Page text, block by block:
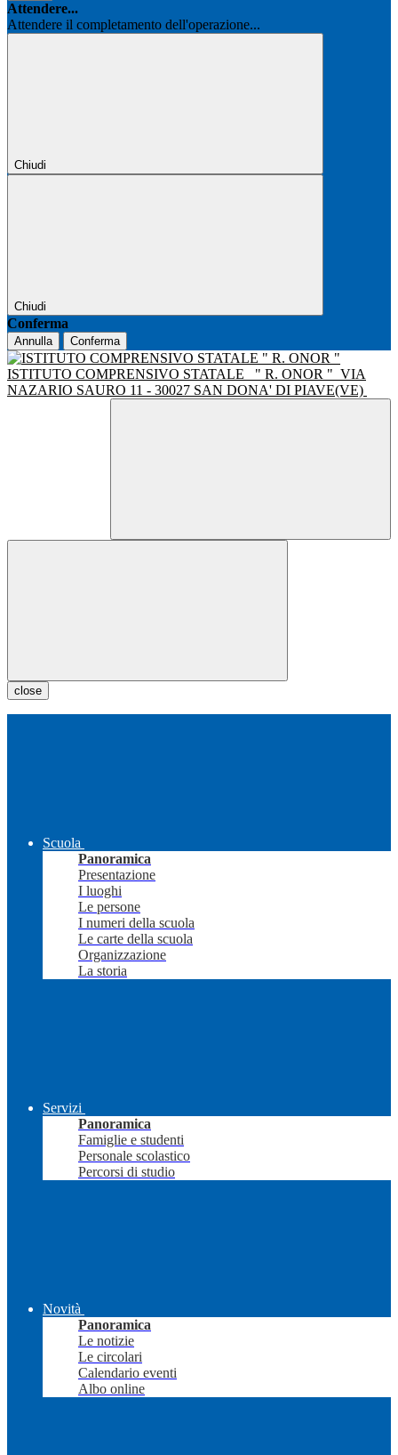
Attendere...
Attendere il completamento dell'operazione...
Chiudi
Chiudi
Conferma
Annulla Conferma
ISTITUTO COMPRENSIVO STATALE " R. ONOR " VIA
NAZARIO SAURO 11 - 30027 SAN DONA' DI PIAVE(VE)
close
Scuola
Panoramica
Presentazione
I luoghi
Le persone
I numeri della scuola
Le carte della scuola
Organizzazione
La storia
Servizi
Panoramica
Famiglie e studenti
Personale scolastico
Percorsi di studio
Novità
Panoramica
Le notizie
Le circolari
Calendario eventi
Albo online